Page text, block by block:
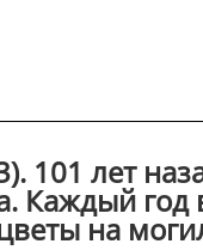
101 лет
Каждый год
на